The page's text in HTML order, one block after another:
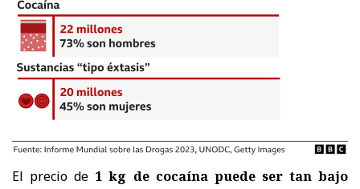
El precio de 1 kg de cocaína puede ser tan bajo